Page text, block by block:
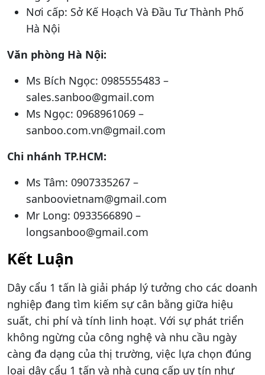
Nơi cấp: Sở Kế Hoạch Và Đầu Tư Thành Phố
Hà Nội
Văn phòng Hà Nội:
Ms Bích Ngọc: 0985555483 –
sales.sanboo@gmail.com
Ms Ngọc: 0968961069 –
sanboo.com.vn@gmail.com
Chi nhánh TP.HCM:
Ms Tâm: 0907335267 –
sanboovietnam@gmail.com
Mr Long: 0933566890 –
longsanboo@gmail.com
Kết Luận
Dây cẩu 1 tấn là giải pháp lý tưởng cho các doanh
nghiệp đang tìm kiếm sự cân bằng giữa hiệu
suất, chi phí và tính linh hoạt. Với sự phát triển
không ngừng của công nghệ và nhu cầu ngày
càng đa dạng của thị trường, việc lựa chọn đúng
loại dây cẩu 1 tấn và nhà cung cấp uy tín như